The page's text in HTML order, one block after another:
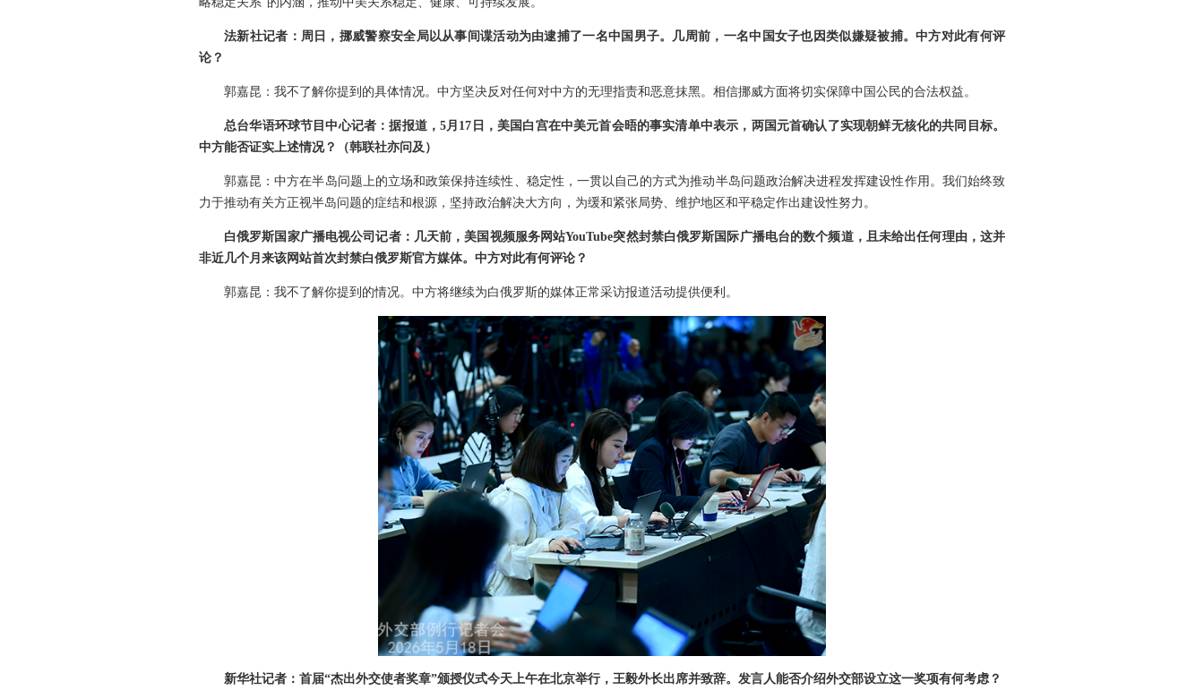
法新社记者：周日，挪威警察安全局以从事间谍活动为由逮捕了一名中国男子。几周前，一名中国女子也因类似嫌疑被捕。中方对此有何评
论？
郭嘉昆：我不了解你提到的具体情况。中方坚决反对任何对中方的无理指责和恶意抹黑。相信挪威方面将切实保障中国公民的合法权益。
总台华语环球节目中心记者：据报道，5月17日，美国白宫在中美元首会晤的事实清单中表示，两国元首确认了实现朝鲜无核化的共同目标。
中方能否证实上述情况？（韩联社亦问及）
郭嘉昆：中方在半岛问题上的立场和政策保持连续性、稳定性，一贯以自己的方式为推动半岛问题政治解决进程发挥建设性作用。我们始终致
力于推动有关方正视半岛问题的症结和根源，坚持政治解决大方向，为缓和紧张局势、维护地区和平稳定作出建设性努力。
白俄罗斯国家广播电视公司记者：几天前，美国视频服务网站YouTube突然封禁白俄罗斯国际广播电台的数个频道，且未给出任何理由，这并
非近几个月来该网站首次封禁白俄罗斯官方媒体。中方对此有何评论？
郭嘉昆：我不了解你提到的情况。中方将继续为白俄罗斯的媒体正常采访报道活动提供便利。
新华社记者：首届“杰出外交使者奖章”颁授仪式今天上午在北京举行，王毅外长出席并致辞。发言人能否介绍外交部设立这一奖项有何考虑？